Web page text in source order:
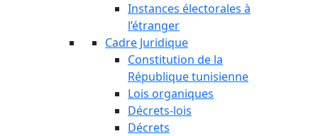
Instances électorales à
l’étranger
Cadre Juridique
Constitution de la
République tunisienne
Lois organiques
Décrets-lois
Décrets